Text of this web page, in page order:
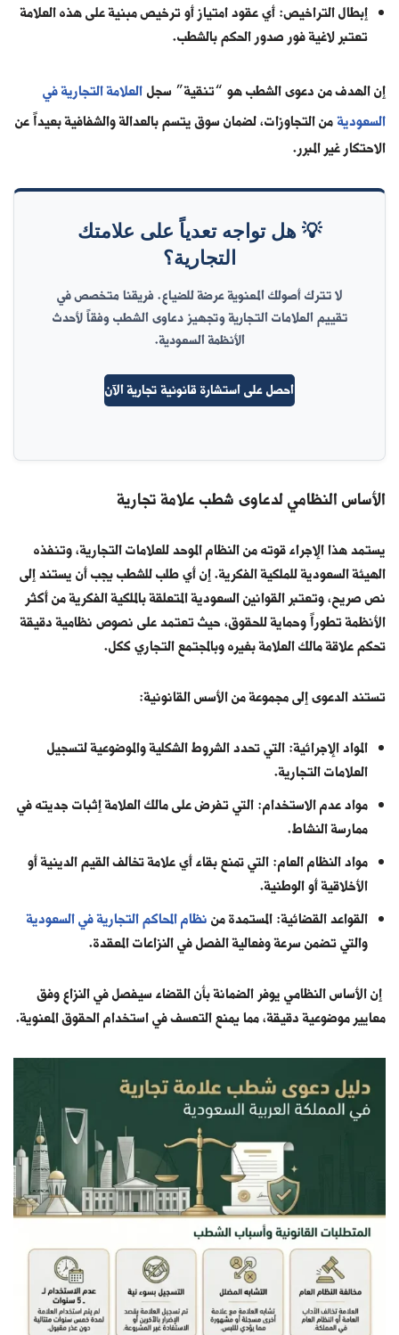
إبطال التراخيص: أي عقود امتياز أو ترخيص مبنية على هذه العلامة
تعتبر لاغية فور صدور الحكم بالشطب.
إن الهدف من دعوى الشطب هو “تنقية” سجلالعلامة التجارية في
السعوديةمن التجاوزات، لضمان سوق يتسم بالعدالة والشفافية بعيداً عن
الاحتكار غير المبرر.
💡 هل تواجه تعدياً على علامتك
التجارية؟
لا تترك أصولك المعنوية عرضة للضياع. فريقنا متخصص في
تقييم العلامات التجارية وتجهيز دعاوى الشطب وفقاً لأحدث
الأنظمة السعودية.
احصل على استشارة قانونية تجارية الآن
الأساس النظامي لدعاوى شطب علامة تجارية
يستمد هذا الإجراء قوته من النظام الموحد للعلامات التجارية، وتنفذه
الهيئة السعودية للملكية الفكرية. إن أي طلب للشطب يجب أن يستند إلى
نص صريح، وتعتبر القوانين السعودية المتعلقة بالملكية الفكرية من أكثر
الأنظمة تطوراً وحماية للحقوق، حيث تعتمد على نصوص نظامية دقيقة
تحكم علاقة مالك العلامة بغيره وبالمجتمع التجاري ككل.
تستند الدعوى إلى مجموعة من الأسس القانونية:
المواد الإجرائية: التي تحدد الشروط الشكلية والموضوعية لتسجيل
العلامات التجارية.
مواد عدم الاستخدام: التي تفرض على مالك العلامة إثبات جديته في
ممارسة النشاط.
مواد النظام العام: التي تمنع بقاء أي علامة تخالف القيم الدينية أو
الأخلاقية أو الوطنية.
القواعد القضائية: المستمدة مننظام المحاكم التجارية في السعودية
والتي تضمن سرعة وفعالية الفصل في النزاعات المعقدة.
إن الأساس النظامي يوفر الضمانة بأن القضاء سيفصل في النزاع وفق
معايير موضوعية دقيقة، مما يمنع التعسف في استخدام الحقوق المعنوية.